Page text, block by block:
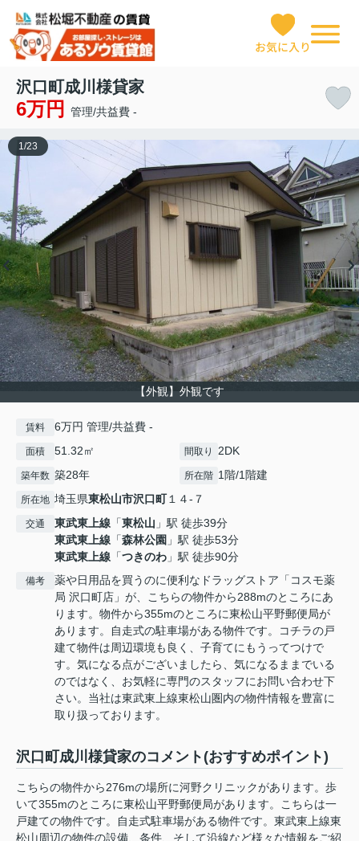
お気に入り
沢口町成川様貸家
6万円 管理/共益費 -
【外観】外観です
1/23
賃料 6万円 管理/共益費 -
面積 51.32㎡ 間取り 2DK
築年数 築28年 所在階 1階/1階建
所在地 埼玉県東松山市沢口町１４-７
交通 東武東上線 「東松山 」駅 徒歩39分
東武東上線 「森林公園 」駅 徒歩53分
東武東上線 「つきのわ 」駅 徒歩90分
備考
薬や日用品を買うのに便利なドラッグストア「コスモ薬
局 沢口町店」が、こちらの物件から288mのところにあ
ります。物件から355mのところに東松山平野郵便局が
あります。自走式の駐車場がある物件です。コチラの戸
建て物件は周辺環境も良く、子育てにもうってつけで
す。気になる点がございましたら、気になるままでいる
のではなく、お気軽に専門のスタッフにお問い合わせ下
さい。当社は東武東上線東松山圏内の物件情報を豊富に
取り扱っております。
沢口町成川様貸家のコメント(おすすめポイント)
こちらの物件から276mの場所に河野クリニックがあります。歩
いて355mのところに東松山平野郵便局があります。こちらは一
戸建ての物件です。自走式駐車場がある物件です。東武東上線東
松山周辺の物件の設備、条件、そして沿線など様々な情報をご紹